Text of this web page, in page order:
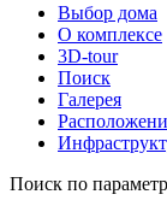
Выбор дома
О комплексе
3D-tour
Поиск
Галерея
Поиск по